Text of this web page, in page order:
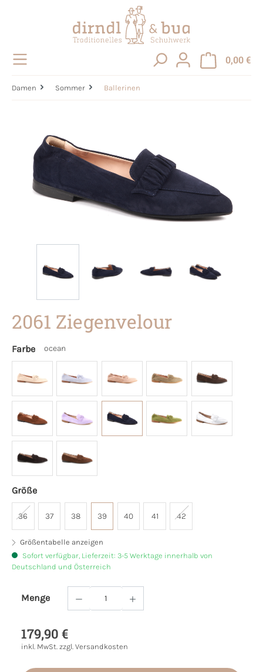
0,00 €
Damen Sommer Ballerinen
2061 Ziegenvelour
Farbe ocean
Größe
36 37 38 39 40 41 42
Größentabelle anzeigen
Sofort verfügbar, Lieferzeit: 3-5 Werktage innerhalb von
Deutschland und Österreich
Menge
Produkt Anzahl: Gib den gewünschten
179,90 €
inkl. MwSt. zzgl. Versandkosten